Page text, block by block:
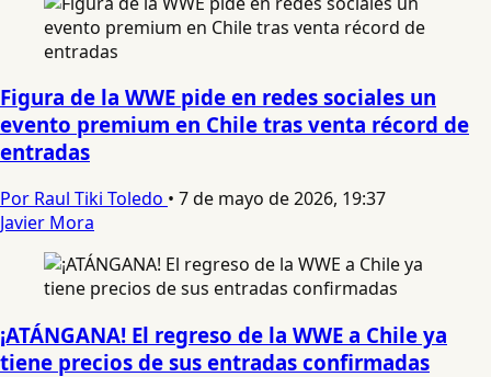
Figura de la WWE pide en redes sociales un
evento premium en Chile tras venta récord de
entradas
Por Raul Tiki Toledo • 7 de mayo de 2026, 19:37
Javier Mora
¡ATÁNGANA! El regreso de la WWE a Chile ya
tiene precios de sus entradas confirmadas